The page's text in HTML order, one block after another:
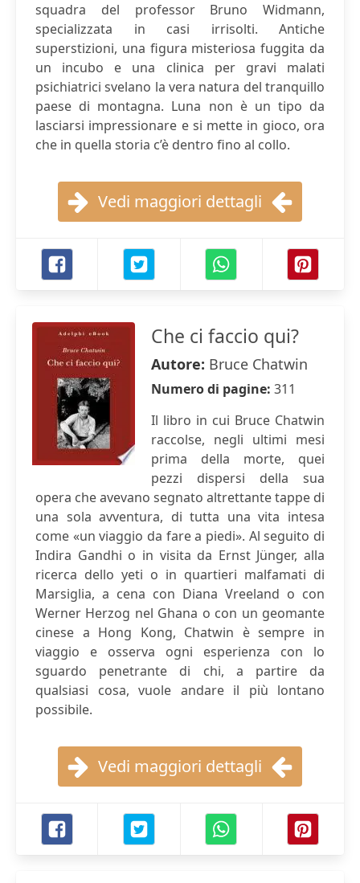
squadra del professor Bruno Widmann,
specializzata in casi irrisolti. Antiche
superstizioni, una figura misteriosa fuggita da
un incubo e una clinica per gravi malati
psichiatrici svelano la vera natura del tranquillo
paese di montagna. Luna non è un tipo da
lasciarsi impressionare e si mette in gioco, ora
che in quella storia c’è dentro fino al collo.
Vedi maggiori dettagli
Che ci faccio qui?
Autore: Bruce Chatwin
Numero di pagine: 311
Il libro in cui Bruce Chatwin
raccolse, negli ultimi mesi
prima della morte, quei
pezzi dispersi della sua
opera che avevano segnato altrettante tappe di
una sola avventura, di tutta una vita intesa
come «un viaggio da fare a piedi». Al seguito di
Indira Gandhi o in visita da Ernst Jünger, alla
ricerca dello yeti o in quartieri malfamati di
Marsiglia, a cena con Diana Vreeland o con
Werner Herzog nel Ghana o con un geomante
cinese a Hong Kong, Chatwin è sempre in
viaggio e osserva ogni esperienza con lo
sguardo penetrante di chi, a partire da
qualsiasi cosa, vuole andare il più lontano
possibile.
Vedi maggiori dettagli